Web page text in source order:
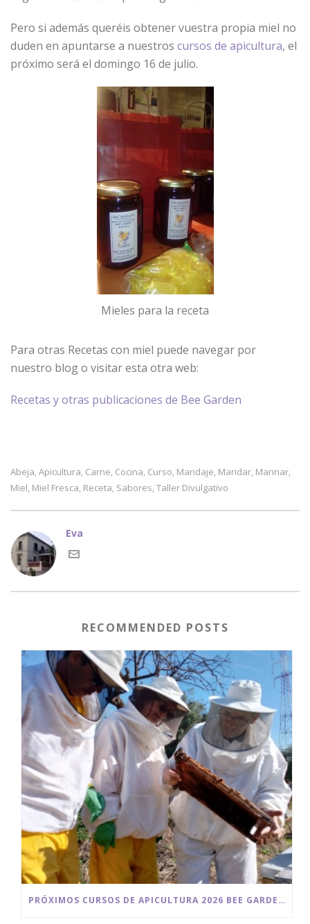
Pero si además queréis obtener vuestra propia miel no
duden en apuntarse a nuestros cursos de apicultura, el
próximo será el domingo 16 de julio.
Mieles para la receta
Para otras Recetas con miel puede navegar por
nuestro blog o visitar esta otra web:
Recetas y otras publicaciones de Bee Garden
Abeja, Apicultura, Carne, Cocina, Curso, Maridaje, Maridar, Marinar,
Miel, Miel Fresca, Receta, Sabores, Taller Divulgativo
Eva
RECOMMENDED POSTS
PRÓXIMOS CURSOS DE APICULTURA 2026 BEE GARDEN MALAGA.